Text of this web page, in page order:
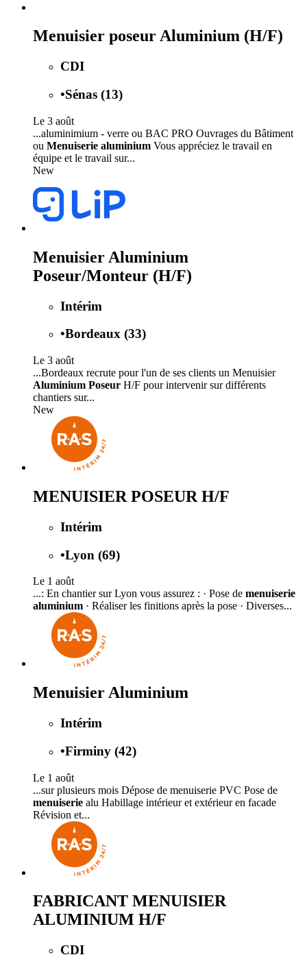
Menuisier poseur Aluminium (H/F)
CDI
•Sénas (13)
Le 3 août
...aluminimium - verre ou BAC PRO Ouvrages du Bâtiment
ou Menuiserie aluminium Vous appréciez le travail en
équipe et le travail sur...
New
Menuisier Aluminium
Poseur/Monteur (H/F)
Intérim
•Bordeaux (33)
Le 3 août
...Bordeaux recrute pour l'un de ses clients un Menuisier
Aluminium Poseur H/F pour intervenir sur différents
chantiers sur...
New
MENUISIER POSEUR H/F
Intérim
•Lyon (69)
Le 1 août
...: En chantier sur Lyon vous assurez : · Pose de menuiserie
aluminium · Réaliser les finitions après la pose · Diverses...
Menuisier Aluminium
Intérim
•Firminy (42)
Le 1 août
...sur plusieurs mois Dépose de menuiserie PVC Pose de
menuiserie alu Habillage intérieur et extérieur en facade
Révision et...
FABRICANT MENUISIER
ALUMINIUM H/F
CDI